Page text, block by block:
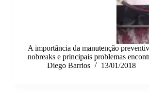
A importância da manutenção
nobreaks e principais problemas
Diego Barrios
13/01/2018